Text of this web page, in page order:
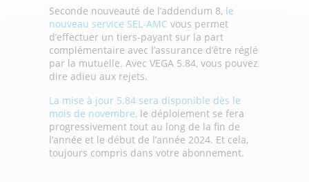
Seconde nouveauté de l’addendum 8, le
nouveau service SEL-AMC vous permet
d’effectuer un tiers-payant sur la part
complémentaire avec l’assurance d’être réglé
par la mutuelle. Avec VEGA 5.84, vous pouvez
dire adieu aux rejets.
La mise à jour 5.84 sera disponible dès le
mois de novembre, le déploiement se fera
progressivement tout au long de la fin de
l’année et le début de l’année 2024. Et cela,
toujours compris dans votre abonnement.